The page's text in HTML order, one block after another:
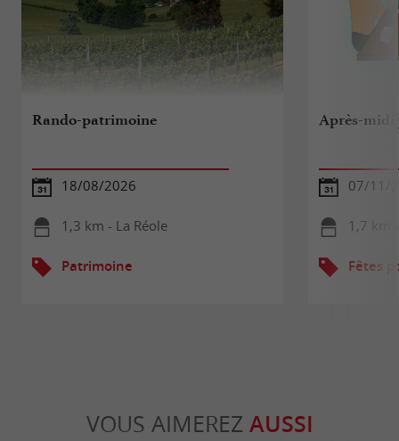
Rando-patrimoine
18/08/2026
1,3 km - La Réole
Patrimoine
Après-midi
07/11/
1,7 km
Fêtes
VOUS AIMEREZ AUSSI